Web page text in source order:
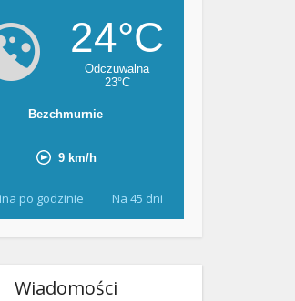
po godzinie Na 45 dni
Wiadomości